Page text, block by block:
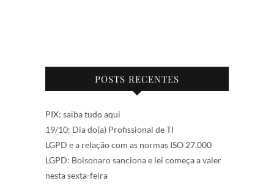
POSTS RECENTES
PIX: saiba tudo aqui
19/10: Dia do(a) Profissional de TI
LGPD e a relação com as normas ISO 27.000
LGPD: Bolsonaro sanciona e lei começa a valer
nesta sexta-feira